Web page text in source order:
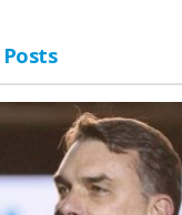
Posts